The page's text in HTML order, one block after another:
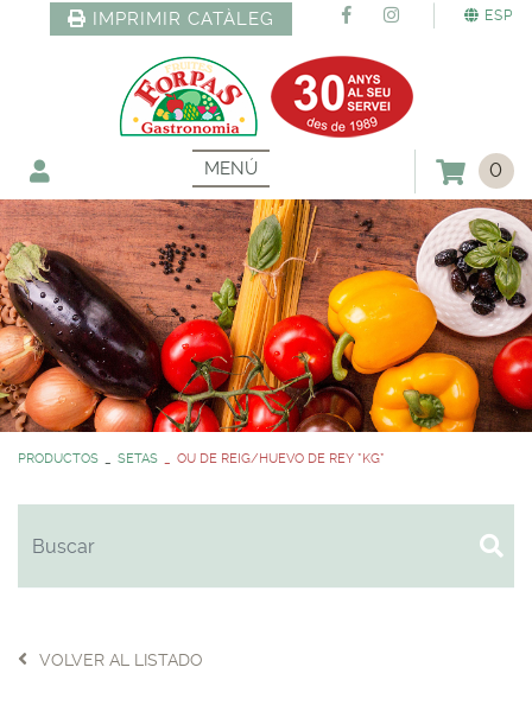
ESP
IMPRIMIR CATÀLEG
MENÚ 0
PRODUCTOS SETAS OU DE REIG/HUEVO DE REY *KG*
VOLVER AL LISTADO